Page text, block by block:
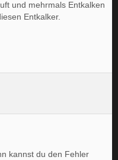
und mehrmals Entkalken
Entkalker.
kannst du den Fehler